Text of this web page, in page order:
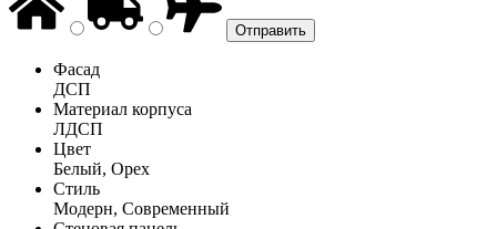
Фасад
ДСП
Материал корпуса
ЛДСП
Цвет
Белый, Орех
Стиль
Модерн, Современный